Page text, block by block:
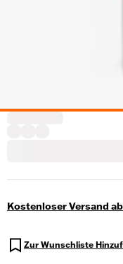
Kostenloser Versand
Zur Wunschliste